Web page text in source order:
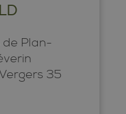
de Plan-
35